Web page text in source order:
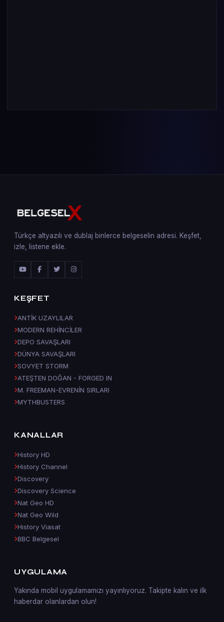
Türkçe altyazılı ve dublaj binlerce belgeselin adresi. Keşfet,
izle, listene ekle.
KEŞFET
ANTİK UZAYLILAR
MODERN REHİNCİLER
DEPO SAVAŞLARI
DÜNYA SAVAŞLARI
SOVYET STORM
ATEŞTEN DOĞAN - FORGED IN
M. FREEMAN-EVRENİN SIRLARI
MYTHBUSTERS
KANALLAR
History HD
History Channel
Discovery
Discovery Science
Nat Geo HD
Nat Geo Wild
History Viasat
BBC Belgesel
UYGULAMA
Yakında mobil uygulamamızı yayınlıyoruz. Takipte kalın ve ilk
haberdar olanlardan olun!